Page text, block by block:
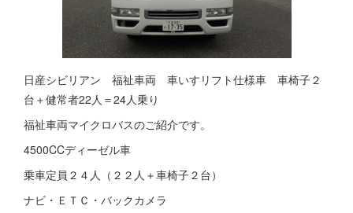
日産シビリアン 福祉車両 車いすリフト仕様車 車椅子２
台＋健常者22人＝24人乗り
福祉車両マイクロバスのご紹介です。
4500CCディーゼル車
乗車定員２４人（２２人＋車椅子２台）
ナビ・ＥＴＣ・バックカメラ